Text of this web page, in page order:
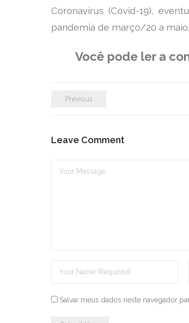
Coronavírus (Covid-19),
pandemia de março/20 a
Você pode ler a
Previous
Leave Comment
Salvar meus dados neste navegador